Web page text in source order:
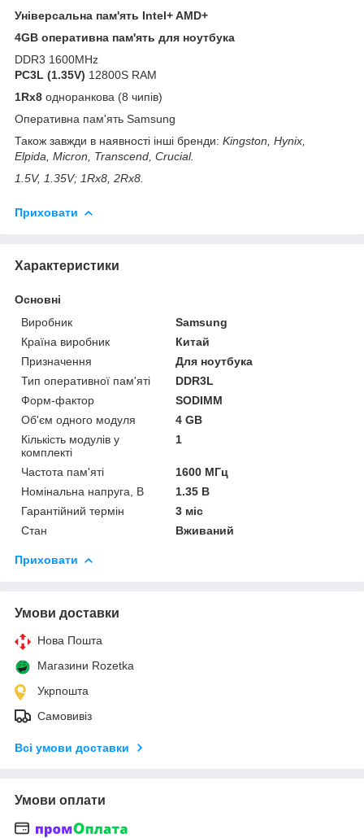
Універсальна пам'ять Intel+ AMD+
4GB оперативна пам'ять для ноутбука
DDR3 1600MHz
PC3L (1.35V) 12800S RAM
1Rx8 одноранкова (8 чипів)
Оперативна пам'ять Samsung
Також завжди в наявності інші бренди: Kingston, Hynix,
Elpida, Micron, Transcend, Crucial.
1.5V, 1.35V; 1Rx8, 2Rx8.
Приховати
Характеристики
Основні
Виробник
Samsung
Країна виробник
Китай
Призначення
Для ноутбука
Тип оперативної пам'яті
DDR3L
Форм-фактор
SODIMM
Об'єм одного модуля
4 GB
Кількість модулів у
комплекті
1
Частота пам'яті
1600 МГц
Номінальна напруга, В
1.35 В
Гарантійний термін
3 міс
Стан
Вживаний
Приховати
Умови доставки
Нова Пошта
Магазини Rozetka
Укрпошта
Самовивіз
Всі умови доставки
Умови оплати